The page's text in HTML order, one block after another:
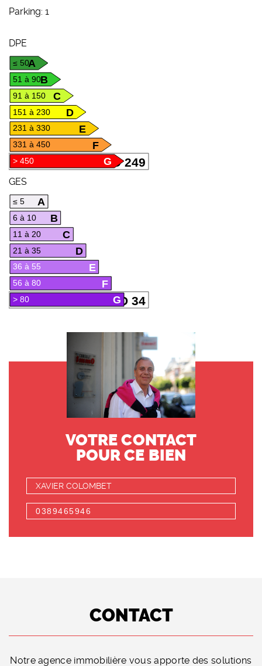
Parking: 1
DPE
A
≤ 50
B
51 à 90
C
91 à 150
D
151 à 230
E
231 à 330
F
331 à 450
D 249
G
> 450
GES
A
≤ 5
B
6 à 10
C
11 à 20
D
21 à 35
E
36 à 55
F
56 à 80
D 34
G
> 80
VOTRE CONTACT
POUR CE BIEN
XAVIER COLOMBET
0389465946
CONTACT
Notre agence immobilière vous apporte des solutions